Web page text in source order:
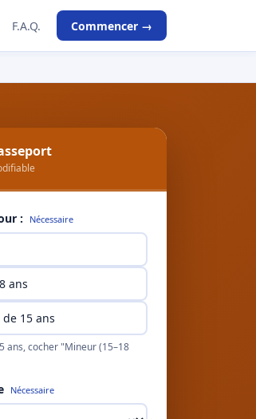
F.A.Q. Commencer →
: Nécessaire
ans
15 ans
ans, cocher "Mineur (15–18
Nécessaire